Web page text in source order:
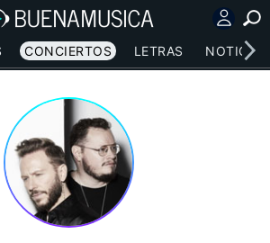
CONCIERTOS LETRAS NOTICIAS